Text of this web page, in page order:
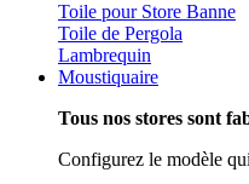
Toile pour Store Banne
Toile de Pergola
Lambrequin
Moustiquaire
Tous nos stores sont
Configurez le modèle